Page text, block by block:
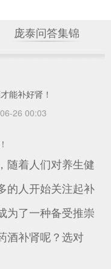
庞泰问答集锦
能补好肾！
26 00:03
随着人们对养生健
的人开始关注起补
为了一种备受推崇
酒补肾呢？选对